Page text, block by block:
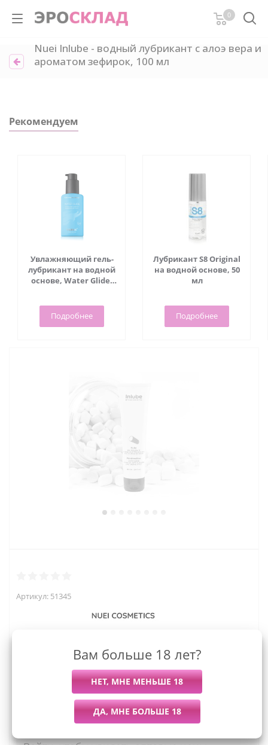
0
Nuei Inlube - водный лубрикант с алоэ вера и
ароматом зефирок, 100 мл
Рекомендуем
Увлажняющий гель-
лубрикант на водной
основе, Water Glide,
Подробнее
Лубрикант S8 Original
на водной основе, 50
мл
Подробнее
Артикул: 51345
Последний раз купили
Более 7 дней назад
Всего купили
76 штук
Вам больше 18 лет?